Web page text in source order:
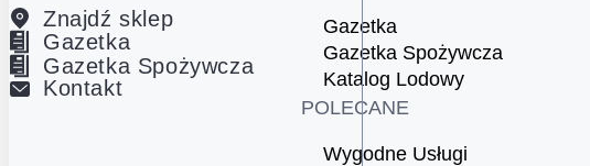
Znajdź sklep
Gazetka
Gazetka Spożywcza
Kontakt
Gazetka
Gazetka Spożywcza
Katalog Lodowy
POLECANE
Wygodne Usługi